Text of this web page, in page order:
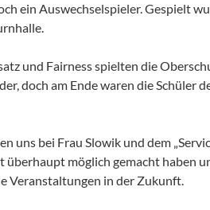
ein Auswechselspieler. Gespielt
und Fairness spielten die
doch am Ende waren die Schüler
uns bei Frau Slowik und dem
überhaupt möglich gemacht haben
Veranstaltungen in der Zukunft.